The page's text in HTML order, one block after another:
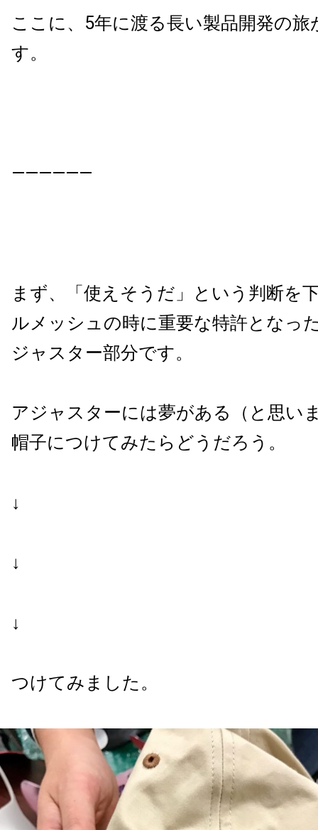
ここに、5年に渡る長い製品開発の
す。
——————
まず、「使えそうだ」という判断を
ルメッシュの時に重要な特許となっ
ジャスター部分です。
アジャスターには夢がある（と思い
帽子につけてみたらどうだろう。
↓
↓
↓
つけてみました。